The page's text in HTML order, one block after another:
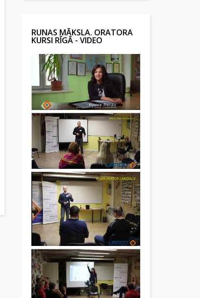
RUNAS MĀKSLA. ORATORA
KURSI RĪGĀ - VIDEO